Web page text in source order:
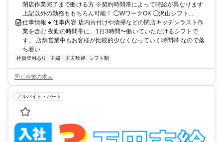
閉店作業完了まで働ける方 ※契約時間帯によって時給が異なります
上記以外の勤務ももちろん可能！ ◯WワークOK ◯沢山シフト...
仕事情報 ● 仕事内容 店内片付けや清掃などの閉店キッチンラスト作
業を含む 夜勤の時間帯に、1日3時間〜働いていただけるシフトで
す。 店舗営業中もお客様が比較的少なくなっていく時間帯 なので落
ち着い...
社員登用あり 主婦・主夫歓迎 シフト制
同じ企業の求人
アルバイト・パート